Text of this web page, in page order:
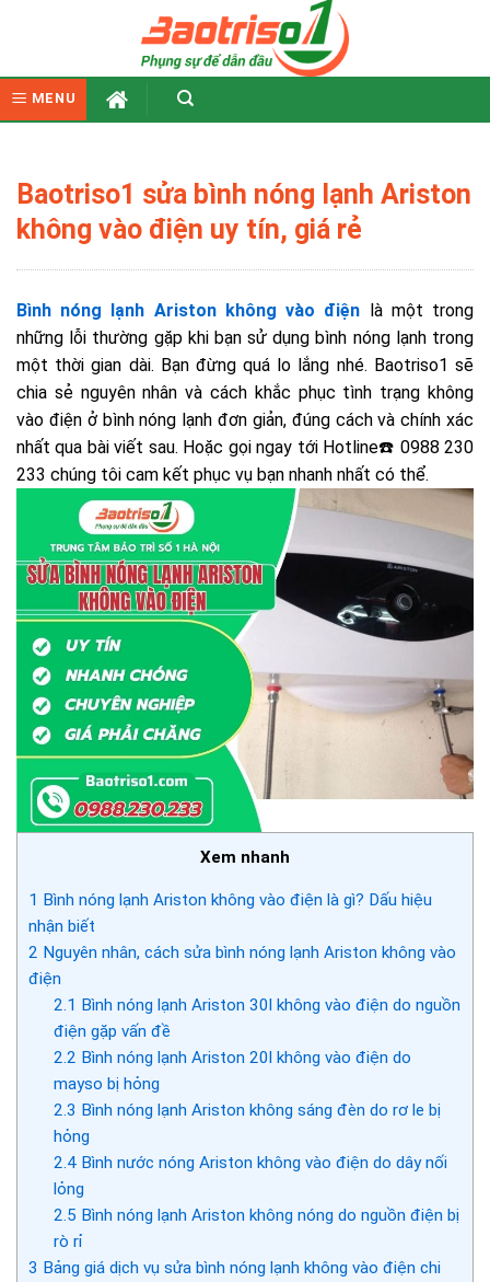
MENU
Baotriso1 sửa bình nóng lạnh Ariston
không vào điện uy tín, giá rẻ
Bình nóng lạnh Ariston không vào điện là một trong
những lỗi thường gặp khi bạn sử dụng bình nóng lạnh trong
một thời gian dài. Bạn đừng quá lo lắng nhé. Baotriso1 sẽ
chia sẻ nguyên nhân và cách khắc phục tình trạng không
vào điện ở bình nóng lạnh đơn giản, đúng cách và chính xác
nhất qua bài viết sau. Hoặc gọi ngay tới Hotline☎️ 0988 230
233 chúng tôi cam kết phục vụ bạn nhanh nhất có thể.
Xem nhanh
1 Bình nóng lạnh Ariston không vào điện là gì? Dấu hiệu
nhận biết
2 Nguyên nhân, cách sửa bình nóng lạnh Ariston không vào
điện
2.1 Bình nóng lạnh Ariston 30l không vào điện do nguồn
điện gặp vấn đề
2.2 Bình nóng lạnh Ariston 20l không vào điện do
mayso bị hỏng
2.3 Bình nóng lạnh Ariston không sáng đèn do rơ le bị
hỏng
2.4Bình nước nóng Ariston không vào điện do dây nối
lỏng
2.5 Bình nóng lạnh Ariston không nóng do nguồn điện bị
rò rỉ
3 Bảng giá dịch vụ sửa bình nóng lạnh không vào điện chi